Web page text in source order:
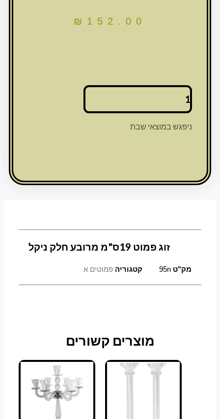
₪ 152.00
כמות
ניפגש במוצאי שבת
זוג פמוט 19ס"מ מרובע חלק ניקל
מק"ט95n קטגוריה פמוטים א
מוצרים קשורים